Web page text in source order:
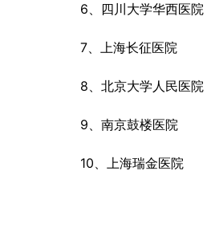
6、四川大学华西医院
7、上海长征医院
8、北京大学人民医院
9、南京鼓楼医院
10、上海瑞金医院